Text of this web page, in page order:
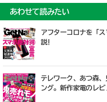
あわせて読みたい
アフターコロナを「
説!
テレワーク、あつ森
ング。新作家電のレ